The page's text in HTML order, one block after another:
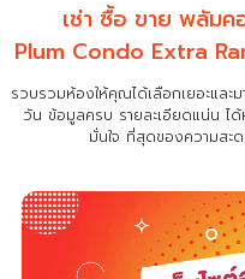
เช่า ซื้อ ขาย พลัมค
Plum Condo Extra
รวบรวมห้องให้คุณได้เลือกเยอะแล
วัน ข้อมูลครบ รายละเอียดแน่นไ
มั่นใจ ที่สุดของความสะ